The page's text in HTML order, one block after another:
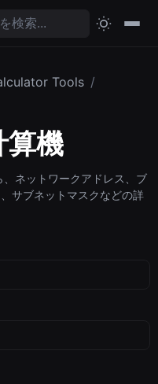
Tools /
算機
ネットワークアドレス、ブ
サブネットマスクなどの詳